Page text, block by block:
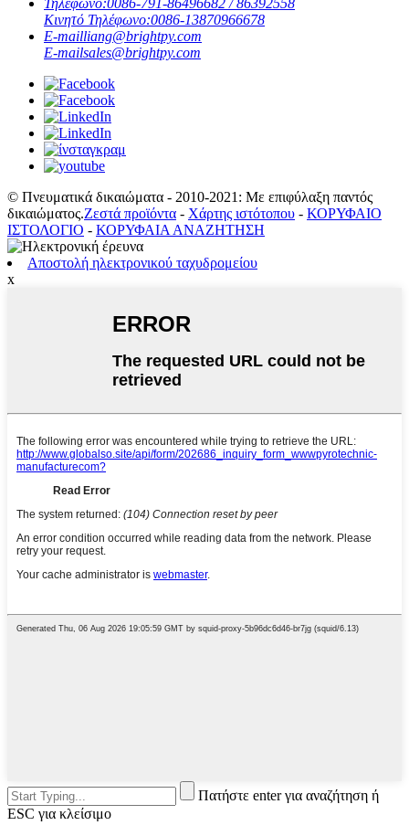
Τηλέφωνο:0086-791-86496682 / 86392558
Κινητό Τηλέφωνο:0086-13870966678
E-mailliang@brightpy.com
E-mailsales@brightpy.com
© Πνευματικά δικαιώματα - 2010-2021: Με επιφύλαξη παντός
δικαιώματος.Ζεστά προϊόντα - Χάρτης ιστότοπου - ΚΟΡΥΦΑΙΟ
ΙΣΤΟΛΟΓΙΟ - ΚΟΡΥΦΑΙΑ ΑΝΑΖΗΤΗΣΗ
Αποστολή ηλεκτρονικού ταχυδρομείου
x
Πατήστε enter για αναζήτηση ή
ESC για κλείσιμο